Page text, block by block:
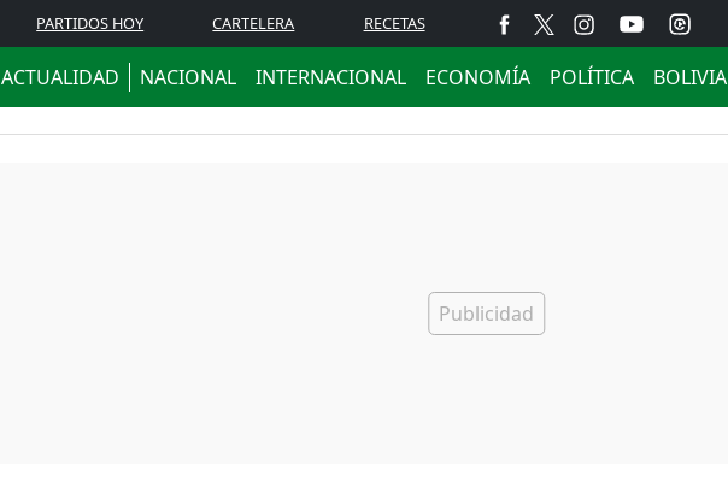
PARTIDOS HOY CARTELERA RECETAS
ACTUALIDAD NACIONAL INTERNACIONAL ECONOMÍA POLÍTICA